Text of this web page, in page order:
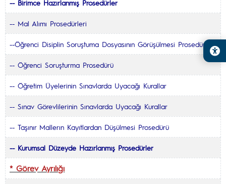
-- Birimce Hazırlanmış Prosedürler
-- Mal Alımı Prosedürleri
--Öğrenci Disiplin Soruştuma Dosyasının Görüşülmesi Prosedürü
-- Öğrenci Soruşturma Prosedürü
-- Öğretim Üyelerinin Sınavlarda Uyacağı Kurallar
-- Sınav Görevlilerinin Sınavlarda Uyacağı Kurallar
-- Taşınır Mallerın Kayıtlardan Düşülmesi Prosedürü
-- Kurumsal Düzeyde Hazırlanmış Prosedürler
* Görev Ayrılığı